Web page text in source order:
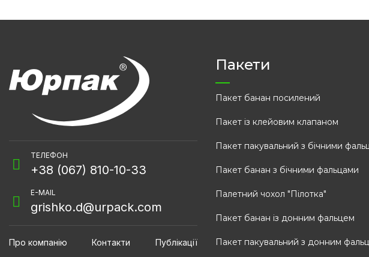
ТЕЛЕФОН
+38 (067) 810-10-33
E-MAIL
grishko.d@urpack.com
Про компанію Контакти Публікації
Пакети
Пакет банан посилений
Пакет із клейовим клапаном
Пакет пакувальний з бічними
Пакет банан з бічними фальцами
Палетний чохол "Пілотка"
Пакет банан із донним фальцем
Пакет пакувальний з донним